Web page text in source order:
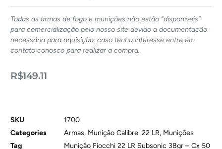
Todas as armas de fogo e munições não estão “disponíveis”
para comercialização pelo nosso site devido a documentação
necessária para aquisição, caso tenha interesse entre em
contato conosco para realizar a compra.
R$149.11
SKU
1700
Categories
Armas, Munição Calibre .22 LR, Munições
Tag
Munição Fiocchi 22 LR Subsonic 38gr – Cx 50